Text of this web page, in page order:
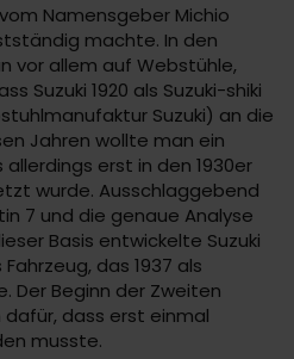
Namensgeber Michio
machte. In den
vor allem auf Webstühle,
Suzuki 1920 als Suzuki-shiki
Suzuki) an die
Jahren wollte man ein
erst in den 1930er
wurde. Ausschlaggebend
7 und die genaue Analyse
Basis entwickelte Suzuki
das 1937 als
Der Beginn der Zweiten
dass erst einmal
musste.